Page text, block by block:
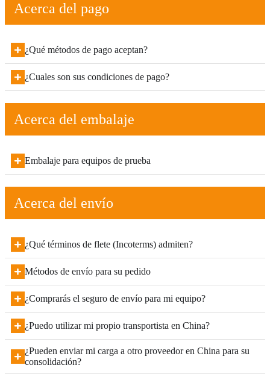
Acerca del pago
¿Qué métodos de pago aceptan?
¿Cuales son sus condiciones de pago?
Acerca del embalaje
Embalaje para equipos de prueba
Acerca del envío
¿Qué términos de flete (Incoterms) admiten?
Métodos de envío para su pedido
¿Comprarás el seguro de envío para mi equipo?
¿Puedo utilizar mi propio transportista en China?
¿Pueden enviar mi carga a otro proveedor en China para su
consolidación?